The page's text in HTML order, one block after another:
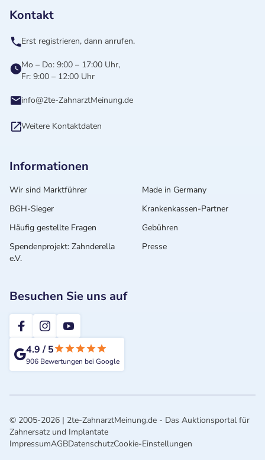
Kontakt
Erst registrieren, dann anrufen.
Mo – Do: 9:00 – 17:00 Uhr,
Fr: 9:00 – 12:00 Uhr
info@2te-ZahnarztMeinung.de
Weitere Kontaktdaten
Informationen
Wir sind Marktführer
Made in Germany
BGH-Sieger
Krankenkassen-Partner
Häufig gestellte Fragen
Gebühren
Spendenprojekt: Zahnderella
e.V.
Presse
Besuchen Sie uns auf
2te-ZahnarztMeinung
4.9/5
906 Bewertungen bei Google
© 2005-2026 | 2te-ZahnarztMeinung.de - Das Auktionsportal für
Zahnersatz und Implantate
ImpressumAGBDatenschutzCookie-Einstellungen